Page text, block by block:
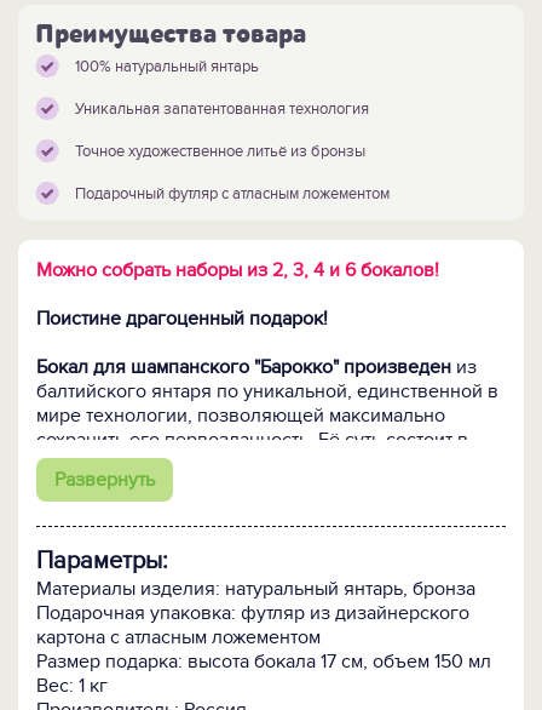
Преимущества товара
100% натуральный янтарь
Уникальная запатентованная технология
Точное художественное литьё из бронзы
Подарочный футляр с атласным ложементом
Можно собрать наборы из 2, 3, 4 и 6 бокалов!
Поистине драгоценный подарок!
Бокал для шампанского "Барокко" произведен из
балтийского янтаря по уникальной, единственной в
мире технологии, позволяющей максимально
сохранить его первозданность. Её суть состоит в
спекании отдельных камешков янтаря в единое
целое. Именно в спекании, а не в плавке, когда
кусочки янтаря соединяются между собой только по
периметру посредством диффузии (без клеевых
составов!), что позволяет полностью сохранить
природный цвет, состав и свойства янтаря, а значит,
ту неповторимую красоту, за которую этот теплый и
живой камень высоко ценят во всем мире. И
Развернуть
Параметры:
Материалы изделия: натуральный янтарь, бронза
Подарочная упаковка: футляр из дизайнерского
картона с атласным ложементом
Размер подарка: высота бокала 17 см, объем 150 мл
Вес: 1 кг